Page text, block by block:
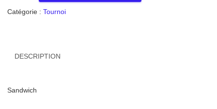
repas
Catégorie : Tournoi
DESCRIPTION
Sandwich